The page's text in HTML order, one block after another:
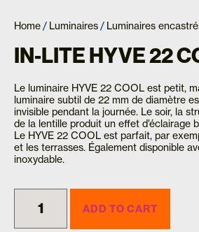
Home / Luminaires / Luminaires
IN-LITE HYVE 22
Le luminaire HYVE 22 COOL est petit,
luminaire subtil de 22 mm de diamètre
invisible pendant la journée. Le soir, la
de la lentille produit un effet d’éclairage
Le HYVE 22 COOL est parfait, par
et les terrasses. Également disponible
inoxydable.
ADD TO CART